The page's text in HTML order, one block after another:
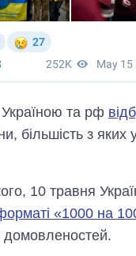
та рф
більшість з яких
10 травня
«1000 на
домовленостей.